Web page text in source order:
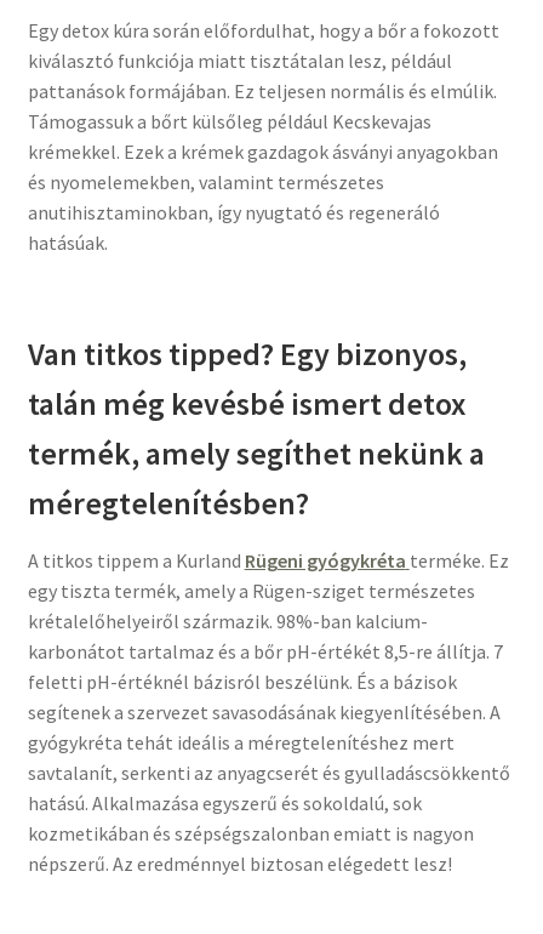
Egy detox kúra során előfordulhat, hogy a bőr a fokozott
kiválasztó funkciója miatt tisztátalan lesz, például
pattanások formájában. Ez teljesen normális és elmúlik.
Támogassuk a bőrt külsőleg például Kecskevajas
krémekkel. Ezek a krémek gazdagok ásványi anyagokban
és nyomelemekben, valamint természetes
anutihisztaminokban, így nyugtató és regeneráló
hatásúak.
Van titkos tipped? Egy bizonyos,
talán még kevésbé ismert detox
termék, amely segíthet nekünk a
méregtelenítésben?
A titkos tippem a Kurland Rügeni gyógykréta terméke. Ez
egy tiszta termék, amely a Rügen-sziget természetes
krétalelőhelyeiről származik. 98%-ban kalcium-
karbonátot tartalmaz és a bőr pH-értékét 8,5-re állítja. 7
feletti pH-értéknél bázisról beszélünk. És a bázisok
segítenek a szervezet savasodásának kiegyenlítésében. A
gyógykréta tehát ideális a méregtelenítéshez mert
savtalanít, serkenti az anyagcserét és gyulladáscsökkentő
hatású. Alkalmazása egyszerű és sokoldalú, sok
kozmetikában és szépségszalonban emiatt is nagyon
népszerű. Az eredménnyel biztosan elégedett lesz!